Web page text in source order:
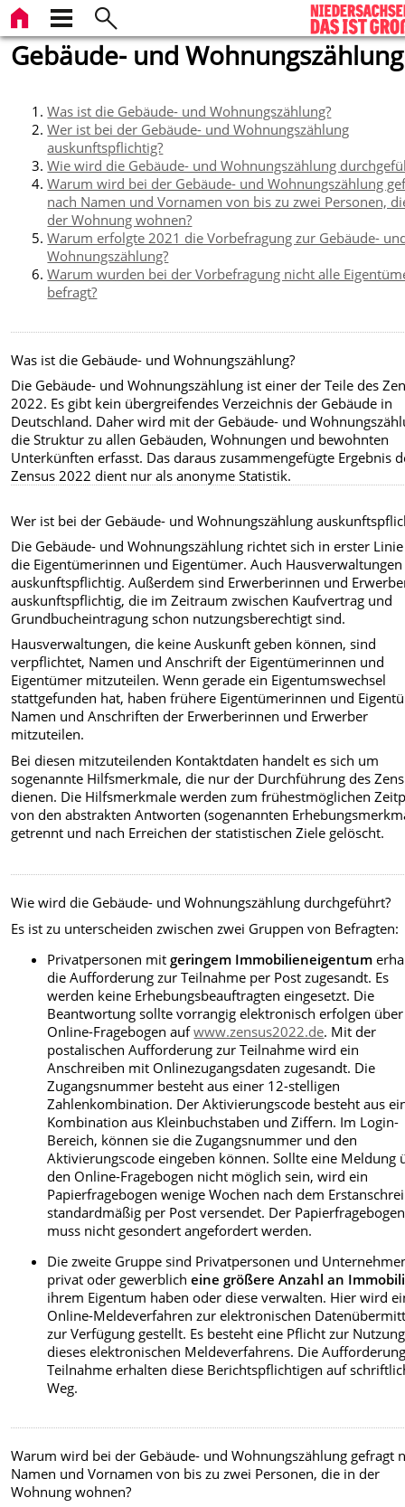
Gebäude- und Wohnungszählung
Was ist die Gebäude- und Wohnungszählung?
Wer ist bei der Gebäude- und Wohnungszählung
auskunftspflichtig?
Wie wird die Gebäude- und Wohnungszählung
Warum wird bei der Gebäude- und Wohnungszählung
nach Namen und Vornamen von bis zu zwei Personen,
der Wohnung wohnen?
Warum erfolgte 2021 die Vorbefragung zur Gebäude-
Wohnungszählung?
Warum wurden bei der Vorbefragung nicht alle
befragt?
Was ist die Gebäude- und Wohnungszählung?
Die Gebäude- und Wohnungszählung ist einer der Teile des
2022. Es gibt kein übergreifendes Verzeichnis der Gebäude in
Deutschland. Daher wird mit der Gebäude- und
die Struktur zu allen Gebäuden, Wohnungen und bewohnten
Unterkünften erfasst. Das daraus zusammengefügte Ergebnis
Zensus 2022 dient nur als anonyme Statistik.
Wer ist bei der Gebäude- und Wohnungszählung
Die Gebäude- und Wohnungszählung richtet sich in erster
die Eigentümerinnen und Eigentümer. Auch
auskunftspflichtig. Außerdem sind Erwerberinnen und
auskunftspflichtig, die im Zeitraum zwischen Kaufvertrag und
Grundbucheintragung schon nutzungsberechtigt sind.
Hausverwaltungen, die keine Auskunft geben können, sind
verpflichtet, Namen und Anschrift der Eigentümerinnen und
Eigentümer mitzuteilen. Wenn gerade ein Eigentumswechsel
stattgefunden hat, haben frühere Eigentümerinnen und
Namen und Anschriften der Erwerberinnen und Erwerber
mitzuteilen.
Bei diesen mitzuteilenden Kontaktdaten handelt es sich um
sogenannte Hilfsmerkmale, die nur der Durchführung des
dienen. Die Hilfsmerkmale werden zum frühestmöglichen
von den abstrakten Antworten (sogenannten
getrennt und nach Erreichen der statistischen Ziele gelöscht.
Wie wird die Gebäude- und Wohnungszählung durchgeführt?
Es ist zu unterscheiden zwischen zwei Gruppen von Befragten:
Privatpersonen mitgeringem Immobilieneigentum
die Aufforderung zur Teilnahme per Post zugesandt. Es
werden keine Erhebungsbeauftragten eingesetzt. Die
Beantwortung sollte vorrangig elektronisch erfolgen
Online-Fragebogen aufwww.zensus2022.de. Mit der
postalischen Aufforderung zur Teilnahme wird ein
Anschreiben mit Onlinezugangsdaten zugesandt. Die
Zugangsnummer besteht aus einer 12-stelligen
Zahlenkombination. Der Aktivierungscode besteht aus
Kombination aus Kleinbuchstaben und Ziffern. Im Login-
Bereich, können sie die Zugangsnummer und den
Aktivierungscode eingeben können. Sollte eine Meldung
den Online-Fragebogen nicht möglich sein, wird ein
Papierfragebogen wenige Wochen nach dem
standardmäßig per Post versendet. Der Papierfragebogen
muss nicht gesondert angefordert werden.
Die zweite Gruppe sind Privatpersonen und
privat oder gewerblicheine größere Anzahl an
ihrem Eigentum haben oder diese verwalten. Hier wird
Online-Meldeverfahren zur elektronischen
zur Verfügung gestellt. Es besteht eine Pflicht zur Nutzung
dieses elektronischen Meldeverfahrens. Die
Teilnahme erhalten diese Berichtspflichtigen auf
Weg.
Warum wird bei der Gebäude- und Wohnungszählung gefragt
Namen und Vornamen von bis zu zwei Personen, die in der
Wohnung wohnen?